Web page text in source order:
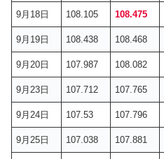
9月18日 108.105 108.475
9月19日 108.438 108.468
9月20日 107.987 108.082
9月23日 107.712 107.765
9月24日 107.53 107.796
9月25日 107.038 107.881